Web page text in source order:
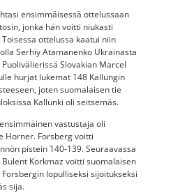
ensimmäisessä ottelussaan
jonka hän voitti niukasti
ottelussa kaatui niin
Serhiy Atamanenko Ukrainasta
Slovakian Marcel
hurjat lukemat 148 Kallungin
joten suomalaisen tie
Kallunki oli seitsemäs.
vastustaja oli
Horner. Forsberg voitti
pistein 140-139. Seuraavassa
Korkmaz voitti suomalaisen
lopulliseksi sijoitukseksi
sija.